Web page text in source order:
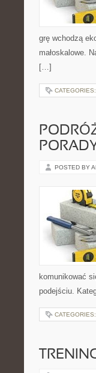
grę wchodzą
małoskalowe.
[…]
CATEGORIES:
POSTED BY
komunikować
podejściu.
CATEGORIES: